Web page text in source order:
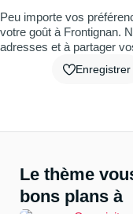
Peu importe vos
votre goût à Frontignan.
adresses et à partager
Enregistrer
Le thème
bons plans à